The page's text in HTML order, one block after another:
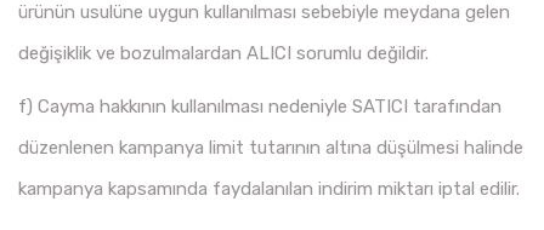
ürünün usulüne uygun kullanılması sebebiyle meydana gelen
değişiklik ve bozulmalardan ALICI sorumlu değildir.
f) Cayma hakkının kullanılması nedeniyle SATICI tarafından
düzenlenen kampanya limit tutarının altına düşülmesi halinde
kampanya kapsamında faydalanılan indirim miktarı iptal edilir.